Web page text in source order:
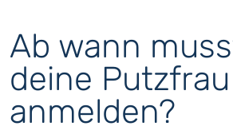
Ab wann
deine Putzfrau
anmelden?